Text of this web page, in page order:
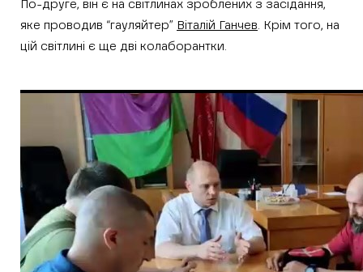
По-друге, він є на світлинах зроблених з засідання,
яке проводив “гауляйтер” Віталій Ганчев. Крім того, на
цій світлині є ще дві колаборантки.